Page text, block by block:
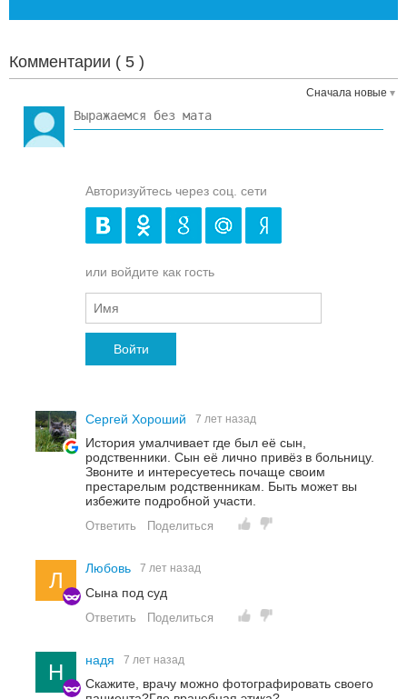
Комментарии ( 5 )
Сначала новые
Авторизуйтесь через соц. сети
или войдите как гость
Войти
Сергей Хороший 7 лет назад
История умалчивает где был её сын,
родственники. Сын её лично привёз в больницу.
Звоните и интересуетесь почаще своим
престарелым родственникам. Быть может вы
избежите подробной участи.
Ответить Поделиться
Л Любовь 7 лет назад
Сына под суд
Ответить Поделиться
Н надя 7 лет назад
Скажите, врачу можно фотографировать своего